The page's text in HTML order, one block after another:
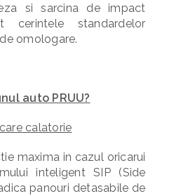
si sarcina de impact
cerintele standardelor
omologare.
auto PRUU?
calatorie
maxima in cazul oricarui
inteligent SIP (Side
panouri detasabile de